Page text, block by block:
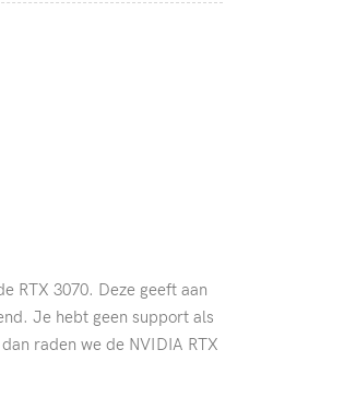
RTX 3070. Deze geeft aan
Je hebt geen support als
raden we de NVIDIA RTX